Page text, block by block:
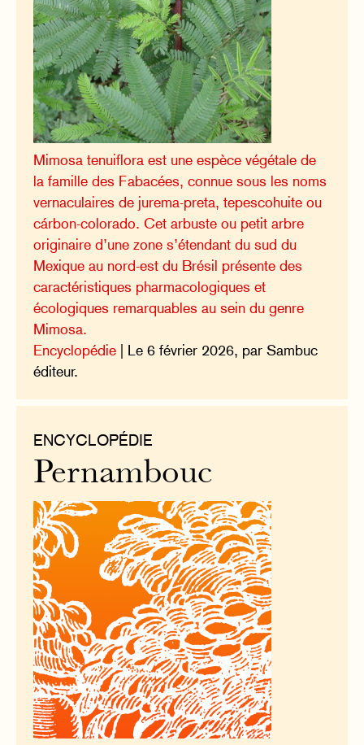
Mimosa tenuiflora est une espèce végétale de
la famille des Fabacées, connue sous les noms
vernaculaires de jurema-preta, tepescohuite ou
cárbon-colorado. Cet arbuste ou petit arbre
originaire d’une zone s’étendant du sud du
Mexique au nord-est du Brésil présente des
caractéristiques pharmacologiques et
écologiques remarquables au sein du genre
Mimosa.
Encyclopédie | Le 6 février 2026, par Sambuc
éditeur.
ENCYCLOPÉDIE
Pernambouc